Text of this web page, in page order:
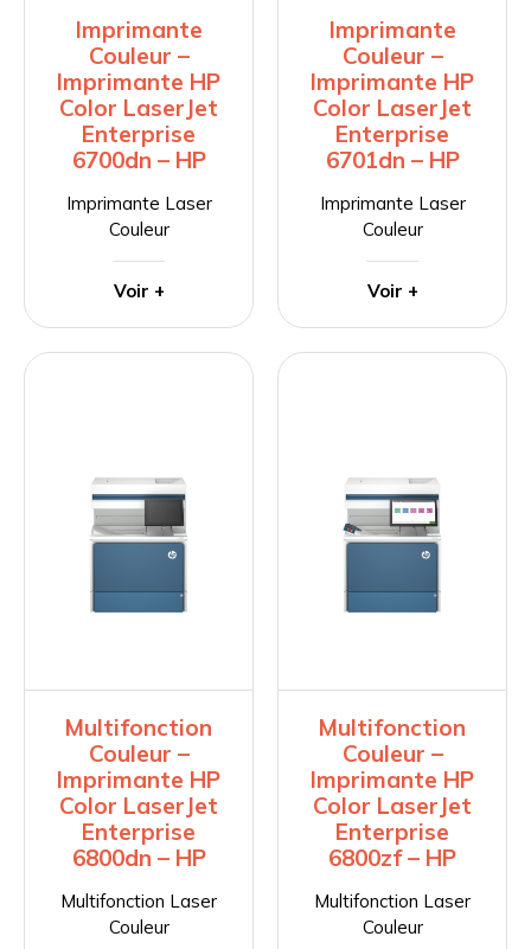
Imprimante
Couleur –
Imprimante HP
Color LaserJet
Enterprise
6700dn – HP
Imprimante Laser
Couleur
Voir +
Imprimante
Couleur –
Imprimante HP
Color LaserJet
Enterprise
6701dn – HP
Imprimante Laser
Couleur
Voir +
Multifonction
Couleur –
Imprimante HP
Color LaserJet
Enterprise
6800dn – HP
Multifonction Laser
Couleur
Multifonction
Couleur –
Imprimante HP
Color LaserJet
Enterprise
6800zf – HP
Multifonction Laser
Couleur